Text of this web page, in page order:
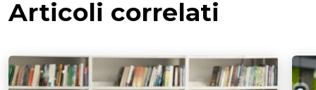
Articoli correlati